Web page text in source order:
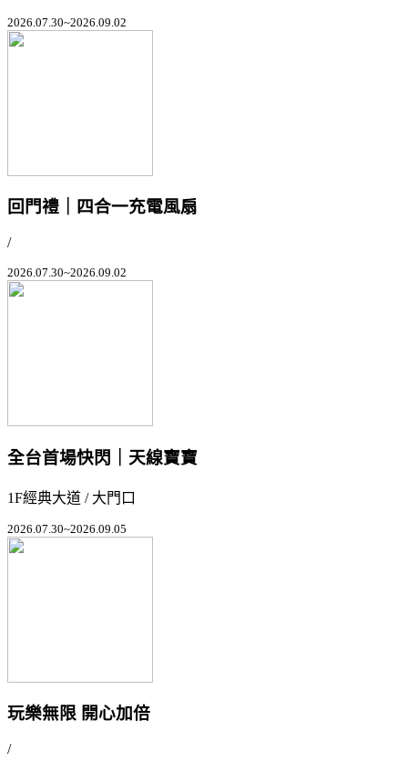
2026.07.30~2026.09.02
回門禮｜四合一充電風扇
/
2026.07.30~2026.09.02
全台首場快閃｜天線寶寶
1F經典大道 / 大門口
2026.07.30~2026.09.05
玩樂無限 開心加倍
/